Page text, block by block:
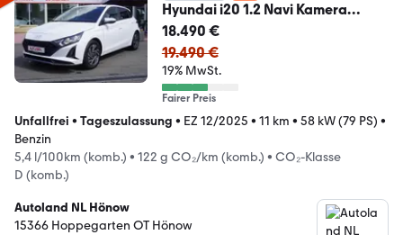
Hyundai i20 1.2 Navi Kamera
Tempomat
18.490 €
19.490 €
19% MwSt.
Fairer Preis
Unfallfrei • Tageszulassung • EZ 12/2025 • 11 km • 58 kW (79 PS) •
Benzin
5,4 l/100km (komb.) • 122 g CO₂/km (komb.) • CO₂-Klasse
D (komb.)
Autoland NL Hönow
15366 Hoppegarten OT Hönow